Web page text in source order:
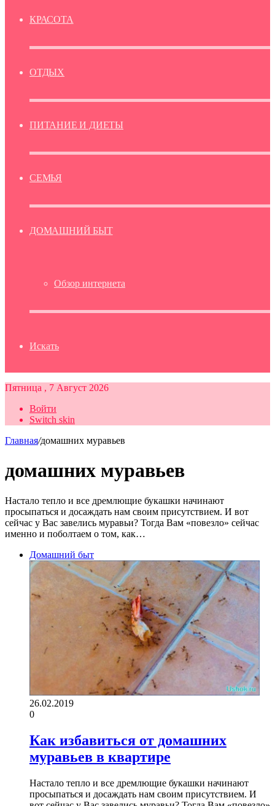
КРАСОТА
ОТДЫХ
ПИТАНИЕ И ДИЕТЫ
СЕМЬЯ
ДОМАШНИЙ БЫТ
Обзор интернета
Искать
Пятница , 7 Август 2026
Войти
Switch skin
Главная/домашних муравьев
домашних муравьев
Настало тепло и все дремлющие букашки начинают
просыпаться и досаждать нам своим присутствием. И вот
сейчас у Вас завелись муравьи? Тогда Вам «повезло» сейчас
именно и поболтаем о том, как…
Домашний быт
26.02.2019
0
Как избавиться от домашних
муравьев в квартире
Настало тепло и все дремлющие букашки начинают
просыпаться и досаждать нам своим присутствием. И